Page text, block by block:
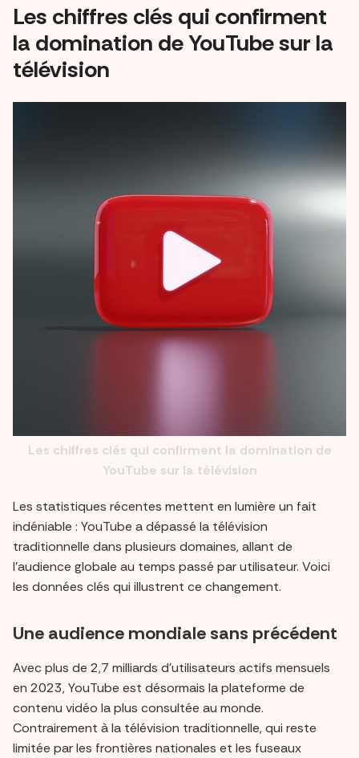
Les chiffres clés qui confirment
la domination de YouTube sur la
télévision
Les chiffres clés qui confirment la domination de
YouTube sur la télévision
Les statistiques récentes mettent en lumière un fait
indéniable : YouTube a dépassé la télévision
traditionnelle dans plusieurs domaines, allant de
l’audience globale au temps passé par utilisateur. Voici
les données clés qui illustrent ce changement.
Une audience mondiale sans précédent
Avec plus de 2,7 milliards d’utilisateurs actifs mensuels
en 2023, YouTube est désormais la plateforme de
contenu vidéo la plus consultée au monde.
Contrairement à la télévision traditionnelle, qui reste
limitée par les frontières nationales et les fuseaux